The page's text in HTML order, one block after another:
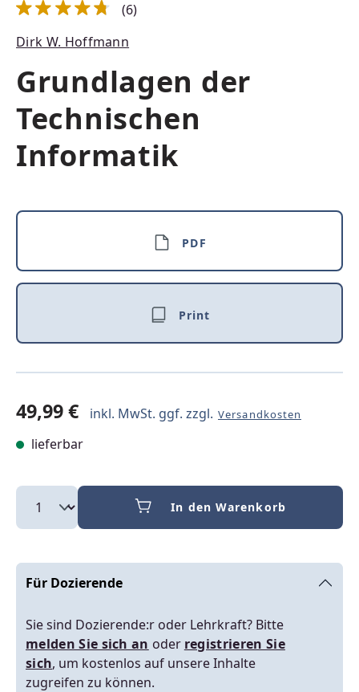
(6)
Dirk W. Hoffmann
Grundlagen der
Technischen
Informatik
PDF
Print
49,99 € inkl. MwSt. ggf. zzgl. Versandkosten
lieferbar
In den Warenkorb
Für Dozierende
Sie sind Dozierende:r oder Lehrkraft? Bitte
melden Sie sich an oder registrieren Sie
sich, um kostenlos auf unsere Inhalte
zugreifen zu können.